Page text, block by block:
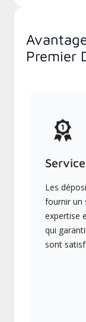
Premier
Les
fournir un
expertise
qui
sont